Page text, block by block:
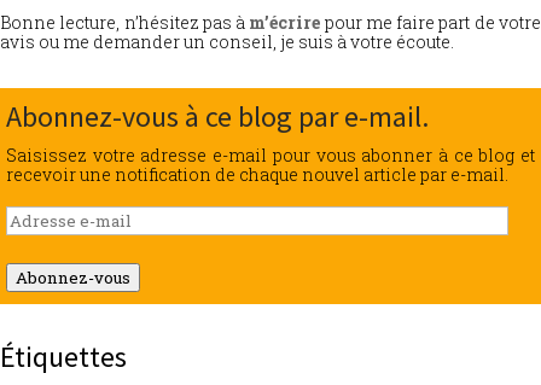
Bonne lecture, n’hésitez pas à m’écrire pour me faire part de votre
avis ou me demander un conseil, je suis à votre écoute.
Abonnez-vous à ce blog par e-mail.
Saisissez votre adresse e-mail pour vous abonner à ce blog et
recevoir une notification de chaque nouvel article par e-mail.
Adresse
e-
mail
Abonnez-vous
Étiquettes